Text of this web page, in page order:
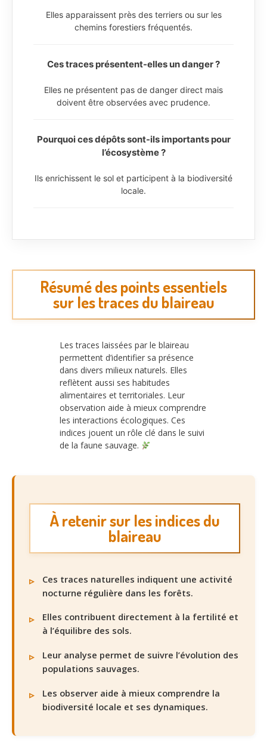
Elles apparaissent près des terriers ou sur les
chemins forestiers fréquentés.
Ces traces présentent-elles un danger ?
Elles ne présentent pas de danger direct mais
doivent être observées avec prudence.
Pourquoi ces dépôts sont-ils importants pour
l’écosystème ?
Ils enrichissent le sol et participent à la biodiversité
locale.
Résumé des points essentiels
sur les traces du blaireau
Les traces laissées par le blaireau
permettent d’identifier sa présence
dans divers milieux naturels. Elles
reflètent aussi ses habitudes
alimentaires et territoriales. Leur
observation aide à mieux comprendre
les interactions écologiques. Ces
indices jouent un rôle clé dans le suivi
de la faune sauvage.
À retenir sur les indices du
blaireau
Ces traces naturelles indiquent une activité
nocturne régulière dans les forêts.
Elles contribuent directement à la fertilité et
à l’équilibre des sols.
Leur analyse permet de suivre l’évolution des
populations sauvages.
Les observer aide à mieux comprendre la
biodiversité locale et ses dynamiques.